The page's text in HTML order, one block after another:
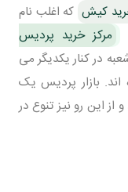
کیش که اغلب نام
مرکز خرید پردیس
در کنار یکدیگر می
بازار پردیس یک
دارد و از این رو نیز تنوع در